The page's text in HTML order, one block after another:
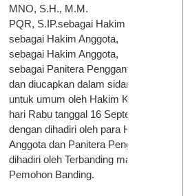
MNO, S.H., M.M.
PQR, S.IP.sebagai Hakim Ketua,
sebagai Hakim Anggota,
sebagai Hakim Anggota,
sebagai Panitera Pengganti,
dan diucapkan dalam sidang terbuka
untuk umum oleh Hakim Ketua pada
hari Rabu tanggal 16 September 2015
dengan dihadiri oleh para Hakim
Anggota dan Panitera Pengganti, tidak
dihadiri oleh Terbanding maupun
Pemohon Banding.